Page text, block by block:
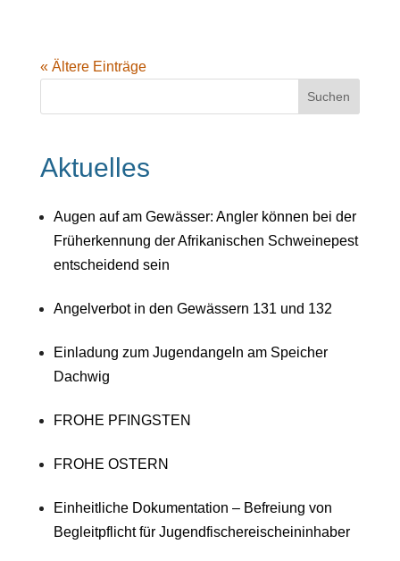
« Ältere Einträge
Aktuelles
Augen auf am Gewässer: Angler können bei der
Früherkennung der Afrikanischen Schweinepest
entscheidend sein
Angelverbot in den Gewässern 131 und 132
Einladung zum Jugendangeln am Speicher
Dachwig
FROHE PFINGSTEN
FROHE OSTERN
Einheitliche Dokumentation – Befreiung von
Begleitpflicht für Jugendfischereischeininhaber